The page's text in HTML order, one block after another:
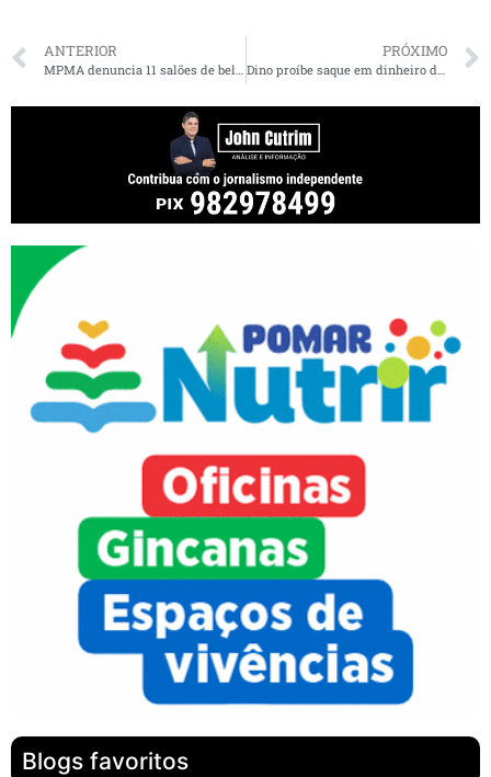
ANTERIOR
MPMA denuncia 11 salões de beleza de São Luís por irregularidades sanitárias e de segurança. Veja quais
PRÓXIMO
Dino proíbe saque em dinheiro de emendas e notifica BC para regulamentar medida
Blogs favoritos